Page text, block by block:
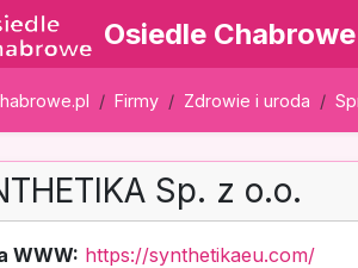
Osiedle Chabrowe
Firmy Zdrowie i uroda
Sp. z o.o.
WWW: https://synthetikaeu.com/